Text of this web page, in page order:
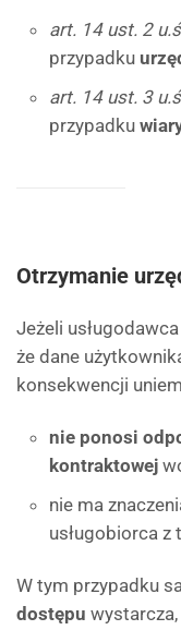
art. 14 ust. 2
przypadku
art. 14 ust. 3
przypadku
Otrzymanie
Jeżeli
że dane
konsekwencji
nie ponosi
kontraktowej
nie ma
usługobiorca z
W tym przypadku
dostępu